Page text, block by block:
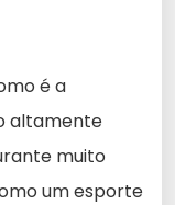
é a
altamente
muito
um esporte